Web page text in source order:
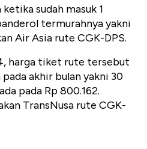
sudah masuk 1
termurahnya yakni
Air Asia rute CGK-DPS.
harga tiket rute tersebut
akhir bulan yakni 30
pada Rp 800.162.
TransNusa rute CGK-